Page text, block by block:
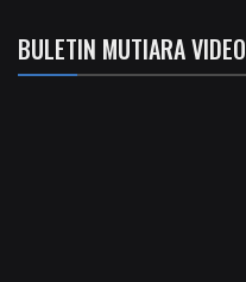
BULETIN MUTIARA VIDEO